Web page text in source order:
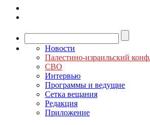
Новости
Палестино-израильский
СВО
Интервью
Программы и ведущие
Сетка вещания
Редакция
Приложение